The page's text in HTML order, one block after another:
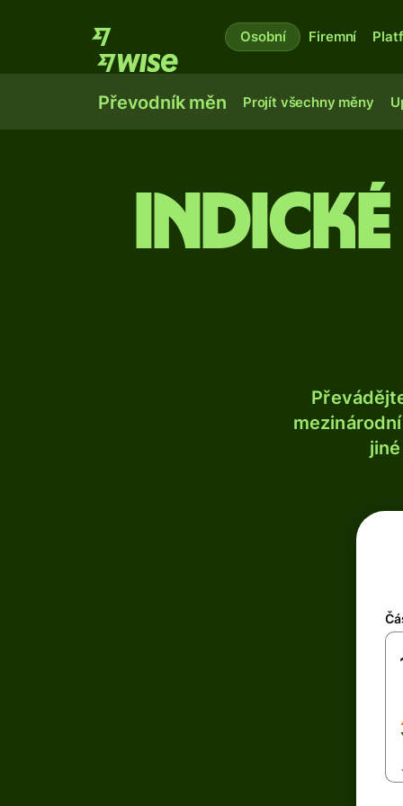
Osobní Firemní
Převodník měn Projít všechny měny